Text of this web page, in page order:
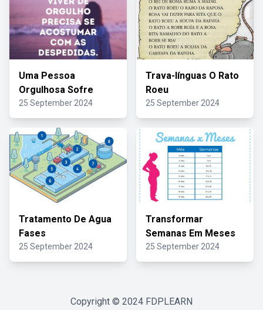
Uma Pessoa
Orgulhosa Sofre
25 September 2024
Trava-línguas O Rato
Roeu
25 September 2024
Tratamento De Agua
Fases
25 September 2024
Transformar
Semanas Em Meses
25 September 2024
Copyright © 2024 FDPLEARN